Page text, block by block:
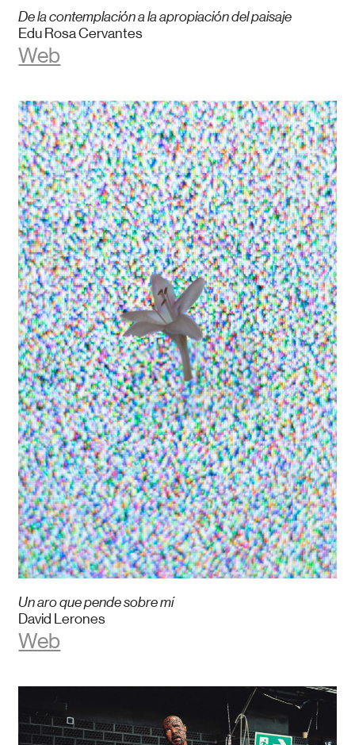
De la contemplación a la apropiación del paisaje
Edu Rosa Cervantes
Web
Un aro que pende sobre mí
David Lerones
Web